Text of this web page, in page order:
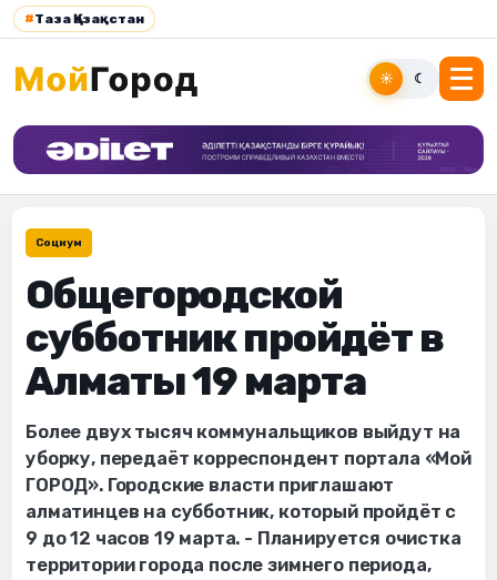
#Таза Қазақстан
☀ ☾
Социум
Общегородской
субботник пройдёт в
Алматы 19 марта
Более двух тысяч коммунальщиков выйдут на
уборку, передаёт корреспондент портала «Мой
ГОРОД». Городские власти приглашают
алматинцев на субботник, который пройдёт с
9 до 12 часов 19 марта. - Планируется очистка
территории города после зимнего периода,